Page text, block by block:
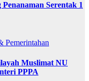
Serentak 1
Pemerintahan
Muslimat NU
PPPA